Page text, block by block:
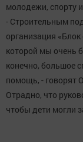
молодежи, спорту
- Строительным
организация
которой мы очень
конечно, большое
помощь, - говорят
Отрадно, что
чтобы дети могли